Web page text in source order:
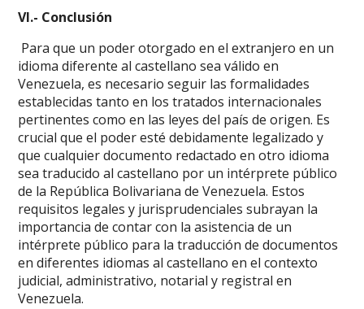
VI.- Conclusión
Para que un poder otorgado en el extranjero en un
idioma diferente al castellano sea válido en
Venezuela, es necesario seguir las formalidades
establecidas tanto en los tratados internacionales
pertinentes como en las leyes del país de origen. Es
crucial que el poder esté debidamente legalizado y
que cualquier documento redactado en otro idioma
sea traducido al castellano por un intérprete público
de la República Bolivariana de Venezuela. Estos
requisitos legales y jurisprudenciales subrayan la
importancia de contar con la asistencia de un
intérprete público para la traducción de documentos
en diferentes idiomas al castellano en el contexto
judicial, administrativo, notarial y registral en
Venezuela.